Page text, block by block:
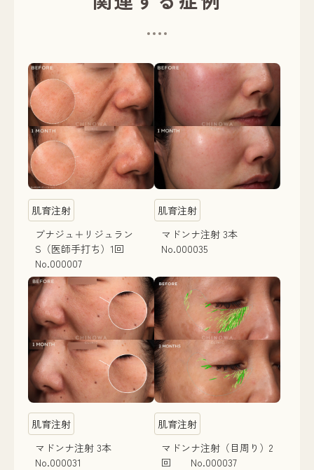
肌育注射
ブナジュ＋リジュラン
S（医師手打ち）1回
No.000007
肌育注射
マドンナ注射 3本
No.000035
肌育注射
マドンナ注射 3本
No.000031
肌育注射
マドンナ注射（目周り）2
回 No.000037